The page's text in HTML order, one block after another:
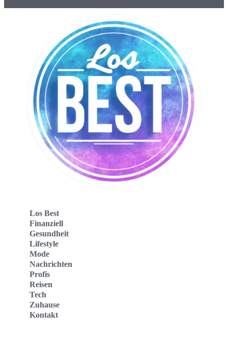
Los Best
Finanziell
Gesundheit
Lifestyle
Mode
Nachrichten
Profis
Reisen
Tech
Zuhause
Kontakt